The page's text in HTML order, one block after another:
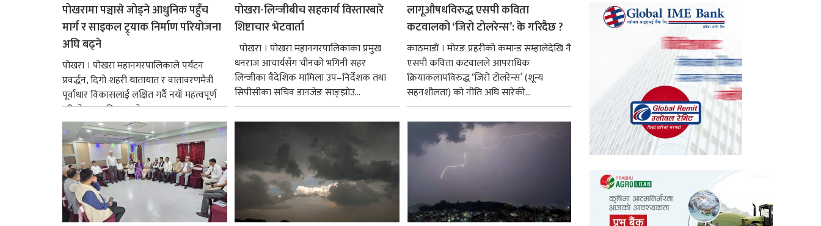
पोखरामा पञ्चासे जोड्ने आधुनिक पहुँच
मार्ग र साइकल ट्र्याक निर्माण परियोजना
अघि बढ्ने
पोखरा । पोखरा महानगरपालिकाले पर्यटन
प्रवर्द्धन, दिगो शहरी यातायात र वातावरणमैत्री
पूर्वाधार विकासलाई लक्षित गर्दै नयाँ महत्वपूर्ण
परियोजना अघि बढाउने...
पोखरा-लिन्जीबीच सहकार्य विस्तारबारे
शिष्टाचार भेटवार्ता
पोखरा । पोखरा महानगरपालिकाका प्रमुख
धनराज आचार्यसँग चीनको भगिनी सहर
लिन्जीका वैदेशिक मामिला उप–निर्देशक तथा
सिपीसीका सचिव डानजेङ साङ्झोउ...
लागूऔषधविरुद्ध एसपी कविता
कटवालको ‘जिरो टोलरेन्स’: के गरिदैछ ?
काठमाडाैं । मोरङ प्रहरीको कमान्ड सम्हालेदेखि नै
एसपी कविता कटवालले आपराधिक
क्रियाकलापविरुद्ध ‘जिरो टोलरेन्स’ (शून्य
सहनशीलता) को नीति अघि सारेकी...